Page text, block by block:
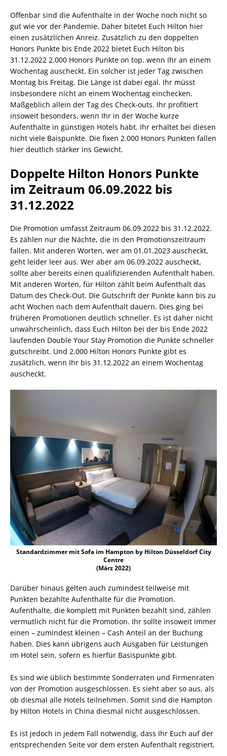
Offenbar sind die Aufenthalte in der Woche noch nicht so
gut wie vor der Pandemie. Daher bitetet Euch Hilton hier
einen zusätzlichen Anreiz. Zusätzlich zu den doppelten
Honors Punkte bis Ende 2022 bietet Euch Hilton bis
31.12.2022 2.000 Honors Punkte on top, wenn Ihr an einem
Wochentag auscheckt. Ein solcher ist jeder Tag zwischen
Montag bis Freitag. Die Länge ist dabei egal. Ihr müsst
insbesondere nicht an einem Wochentag einchecken.
Maßgeblich allein der Tag des Check-outs. Ihr profitiert
insoweit besonders, wenn Ihr in der Woche kurze
Aufenthalte in günstigen Hotels habt. Ihr erhaltet bei diesen
nicht viele Baispunkte. Die fixen 2.000 Honors Punkten fallen
hier deutlich stärker ins Gewicht.
Doppelte Hilton Honors Punkte
im Zeitraum 06.09.2022 bis
31.12.2022
Die Promotion umfasst Zeitraum 06.09.2022 bis 31.12.2022.
Es zählen nur die Nächte, die in den Promotionszeitraum
fallen. Mit anderen Worten, wer am 01.01.2023 auscheckt,
geht leider leer aus. Wer aber am 06.09.2022 auscheckt,
sollte aber bereits einen qualifizierenden Aufenthalt haben.
Mit anderen Worten, für Hilton zählt beim Aufenthalt das
Datum des Check-Out. Die Gutschrift der Punkte kann bis zu
acht Wochen nach dem Aufenthalt dauern. Dies ging bei
früheren Promotionen deutlich schneller. Es ist daher nicht
unwahrscheinlich, dass Euch Hilton bei der bis Ende 2022
laufenden Double Your Stay Promotion die Punkte schneller
gutschreibt. Und 2.000 Hilton Honors Punkte gibt es
zusätzlich, wenn Ihr bis 31.12.2022 an einem Wochentag
auscheckt.
Standardzimmer mit Sofa im Hampton by Hilton Düsseldorf City
Centre
(März 2022)
Darüber hinaus gelten auch zumindest teilweise mit
Punkten bezahlte Aufenthalte für die Promotion.
Aufenthalte, die komplett mit Punkten bezahlt sind, zählen
vermutlich nicht für die Promotion. Ihr sollte insoweit immer
einen – zumindest kleinen – Cash Anteil an der Buchung
haben. Dies kann übrigens auch Ausgaben für Leistungen
im Hotel sein, sofern es hierfür Basispunkte gibt.
Es sind wie üblich bestimmte Sonderraten und Firmenraten
von der Promotion ausgeschlossen. Es sieht aber so aus, als
ob diesmal alle Hotels teilnehmen. Somit sind die Hampton
by Hilton Hotels in China diesmal nicht ausgeschlossen.
Es ist jedoch in jedem Fall notwendig, dass Ihr Euch auf der
entsprechenden Seite vor dem ersten Aufenthalt registriert.